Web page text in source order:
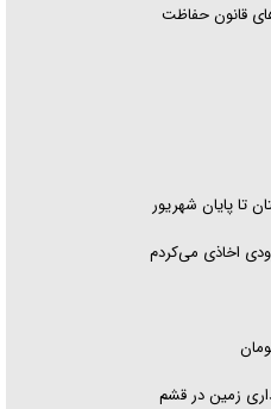
قانون حفاظت
اخاذی می‌کردم
زمین در قشم